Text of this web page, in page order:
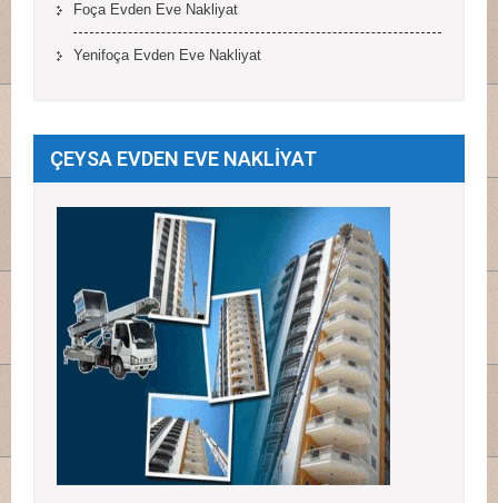
Foça Evden Eve Nakliyat
Yenifoça Evden Eve Nakliyat
ÇEYSA EVDEN EVE NAKLİYAT